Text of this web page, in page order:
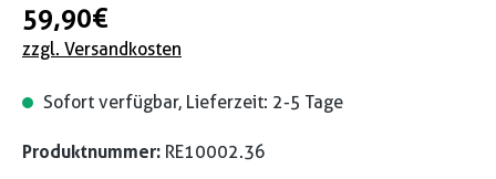
59,90 €
zzgl. Versandkosten
Sofort verfügbar, Lieferzeit: 2-5 Tage
Produktnummer: RE10002.36